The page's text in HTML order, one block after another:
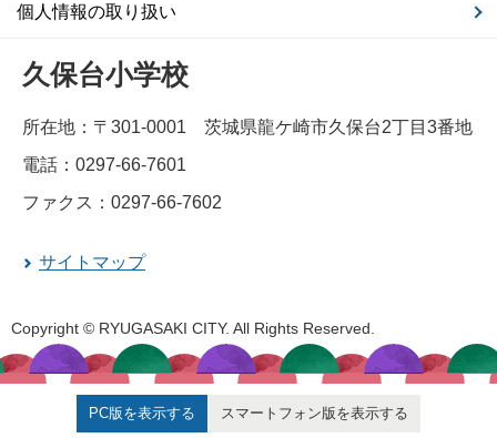
個人情報の取り扱い
久保台小学校
所在地：〒301-0001 茨城県龍ケ崎市久保台2丁目3番地
電話：0297-66-7601
ファクス：0297-66-7602
サイトマップ
Copyright © RYUGASAKI CITY. All Rights Reserved.
PC版を表示する スマートフォン版を表示する